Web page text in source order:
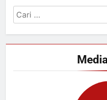
Cari
untuk: